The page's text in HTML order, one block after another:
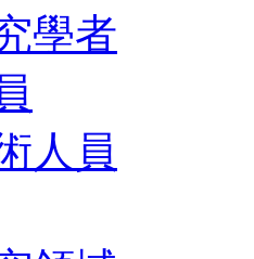
學者
人員